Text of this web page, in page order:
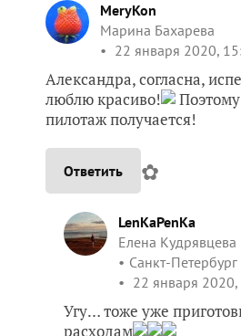
MeryKon
Марина Бахарева
22 января 2020,
Александра, согласна,
люблю красиво!
пилотаж получается!
Ответить ✿
LenKaPenKa
Елена Кудрявцева
Санкт-Петербург
22 января
Угу… тоже уже
расходам